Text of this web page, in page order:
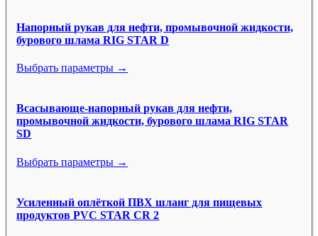
Напорный рукав для нефти, промывочной жидкости,
бурового шлама RIG STAR D
Выбрать параметры →
Всасывающе-напорный рукав для нефти,
промывочной жидкости, бурового шлама RIG STAR
SD
Выбрать параметры →
Усиленный оплёткой ПВХ шланг для пищевых
продуктов PVC STAR CR 2